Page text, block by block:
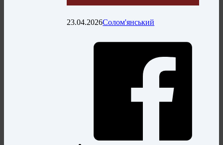
23.04.2026Солом'янський